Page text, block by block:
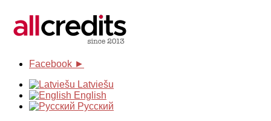
Facebook ►
Latviešu
English
Русский